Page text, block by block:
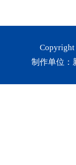
制作单位